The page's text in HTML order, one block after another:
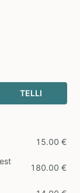
TELLI
15.00 €
180.00 €